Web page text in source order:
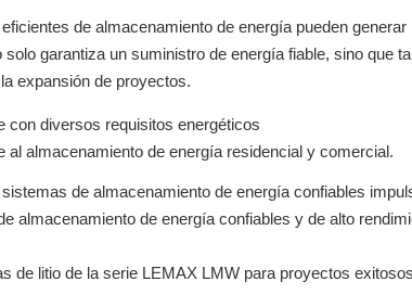
de almacenamiento de energía pueden generar
garantiza un suministro de energía fiable, sino que
expansión de proyectos.
con diversos requisitos energéticos
al almacenamiento de energía residencial y comercial.
de almacenamiento de energía confiables
almacenamiento de energía confiables y de alto